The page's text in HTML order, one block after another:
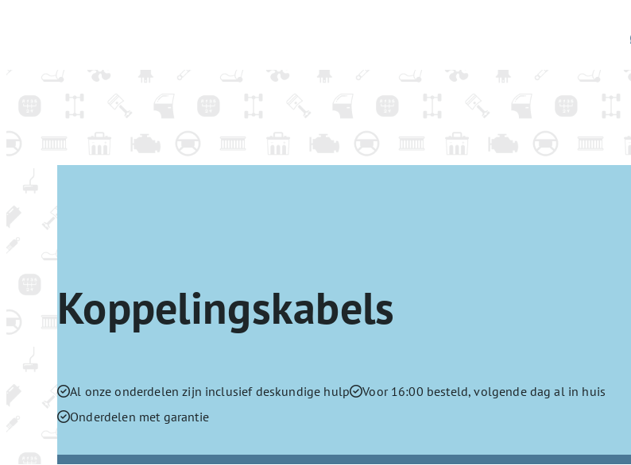
Koppelingskabels
Al onze onderdelen zijn inclusief deskundige hulp
Voor 16:00 besteld, volgende dag al in huis
Onderdelen met garantie